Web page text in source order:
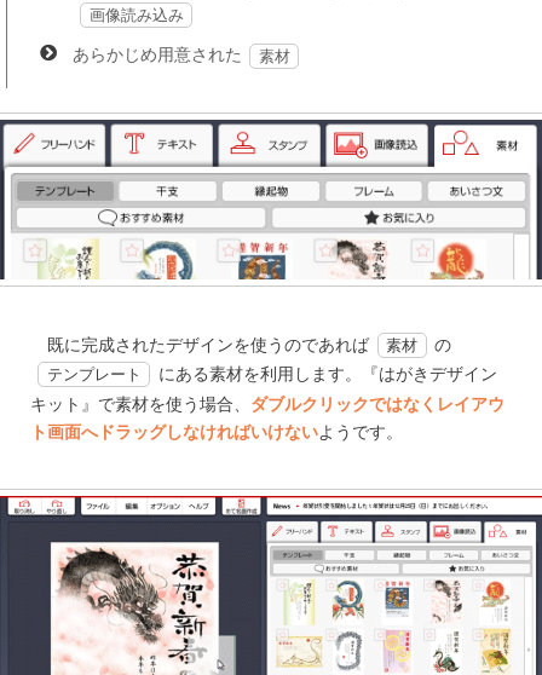
画像読み込み
あらかじめ用意された 素材
既に完成されたデザインを使うのであれば 素材 の
テンプレート
にある素材を利用します。『はがきデザイン
キット』で素材を使う場合、 ダブルクリックではなくレイアウ
ト画面へドラッグしなければいけないようです。